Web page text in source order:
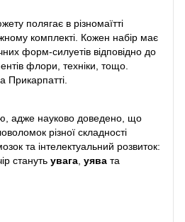
полягає в різномаїтті
комплекті. Кожен набір має
форм-силуетів відповідно до
флори, техніки, тощо.
Прикарпатті.
адже науково доведено, що
різної складності
та інтелектуальний розвиток:
стануть увага уява та